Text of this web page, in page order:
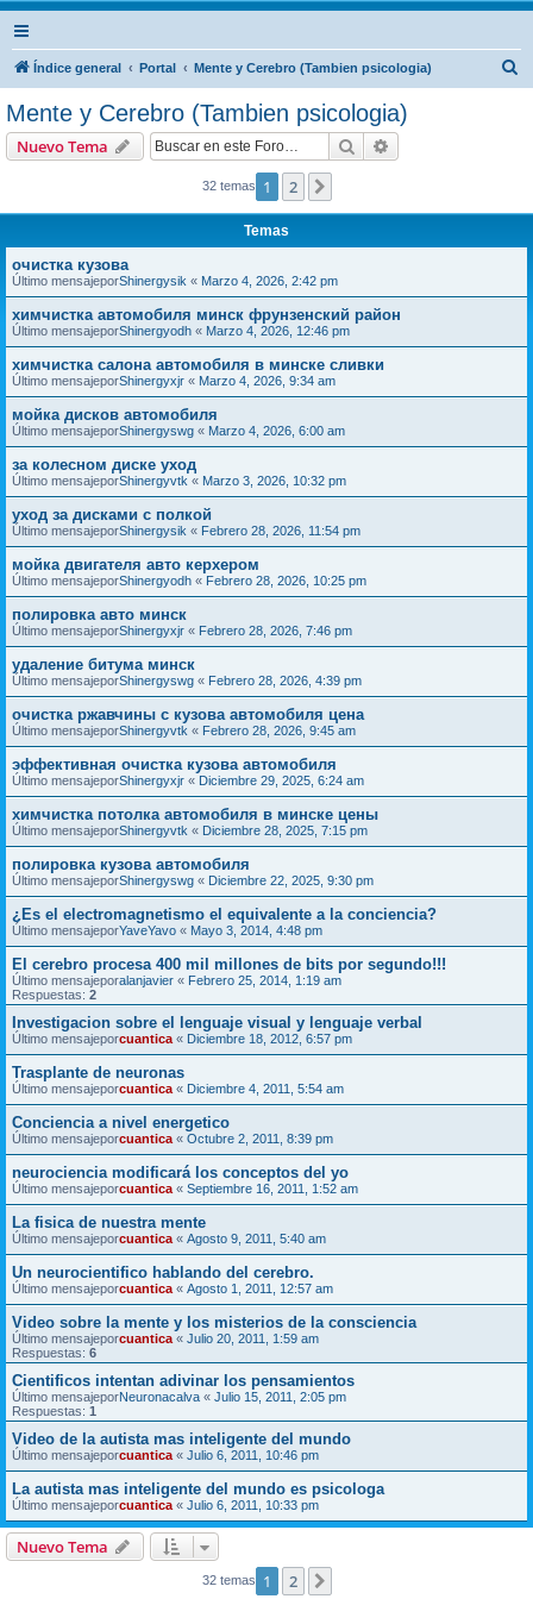
Índice general Portal Mente y Cerebro (Tambien psicologia)
Mente y Cerebro (Tambien psicologia)
Nuevo Tema Buscar
32 temas 1 2
Temas
очистка кузова
Último mensajeporShinergysik « Marzo 4, 2026, 2:42 pm
химчистка автомобиля минск фрунзенский район
Último mensajeporShinergyodh « Marzo 4, 2026, 12:46 pm
химчистка салона автомобиля в минске сливки
Último mensajeporShinergyxjr « Marzo 4, 2026, 9:34 am
мойка дисков автомобиля
Último mensajeporShinergyswg « Marzo 4, 2026, 6:00 am
за колесном диске уход
Último mensajeporShinergyvtk « Marzo 3, 2026, 10:32 pm
уход за дисками с полкой
Último mensajeporShinergysik « Febrero 28, 2026, 11:54 pm
мойка двигателя авто керхером
Último mensajeporShinergyodh « Febrero 28, 2026, 10:25 pm
полировка авто минск
Último mensajeporShinergyxjr « Febrero 28, 2026, 7:46 pm
удаление битума минск
Último mensajeporShinergyswg « Febrero 28, 2026, 4:39 pm
очистка ржавчины с кузова автомобиля цена
Último mensajeporShinergyvtk « Febrero 28, 2026, 9:45 am
эффективная очистка кузова автомобиля
Último mensajeporShinergyxjr « Diciembre 29, 2025, 6:24 am
химчистка потолка автомобиля в минске цены
Último mensajeporShinergyvtk « Diciembre 28, 2025, 7:15 pm
полировка кузова автомобиля
Último mensajeporShinergyswg « Diciembre 22, 2025, 9:30 pm
¿Es el electromagnetismo el equivalente a la conciencia?
Último mensajeporYaveYavo « Mayo 3, 2014, 4:48 pm
El cerebro procesa 400 mil millones de bits por segundo!!!
Último mensajeporalanjavier « Febrero 25, 2014, 1:19 am
Respuestas: 2
Investigacion sobre el lenguaje visual y lenguaje verbal
Último mensajeporcuantica « Diciembre 18, 2012, 6:57 pm
Trasplante de neuronas
Último mensajeporcuantica « Diciembre 4, 2011, 5:54 am
Conciencia a nivel energetico
Último mensajeporcuantica « Octubre 2, 2011, 8:39 pm
neurociencia modificará los conceptos del yo
Último mensajeporcuantica « Septiembre 16, 2011, 1:52 am
La fisica de nuestra mente
Último mensajeporcuantica « Agosto 9, 2011, 5:40 am
Un neurocientifico hablando del cerebro.
Último mensajeporcuantica « Agosto 1, 2011, 12:57 am
Video sobre la mente y los misterios de la consciencia
Último mensajeporcuantica « Julio 20, 2011, 1:59 am
Respuestas: 6
Cientificos intentan adivinar los pensamientos
Último mensajeporNeuronacalva « Julio 15, 2011, 2:05 pm
Respuestas: 1
Video de la autista mas inteligente del mundo
Último mensajeporcuantica « Julio 6, 2011, 10:46 pm
La autista mas inteligente del mundo es psicologa
Último mensajeporcuantica « Julio 6, 2011, 10:33 pm
Nuevo Tema
32 temas 1 2